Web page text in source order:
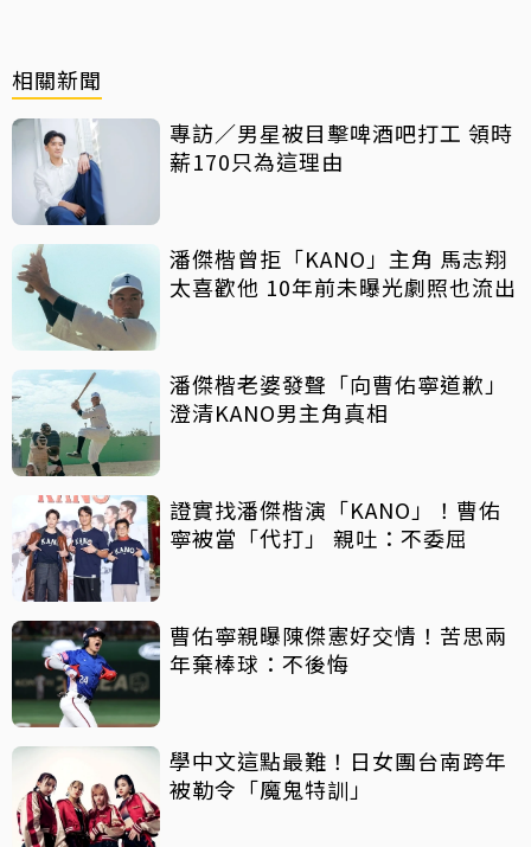
相關新聞
專訪／男星被目擊啤酒吧打工 領時
薪170只為這理由
潘傑楷曾拒「KANO」主角 馬志翔
太喜歡他 10年前未曝光劇照也流出
潘傑楷老婆發聲「向曹佑寧道歉」
澄清KANO男主角真相
證實找潘傑楷演「KANO」！曹佑
寧被當「代打」 親吐：不委屈
曹佑寧親曝陳傑憲好交情！苦思兩
年棄棒球：不後悔
學中文這點最難！日女團台南跨年
被勒令「魔鬼特訓」